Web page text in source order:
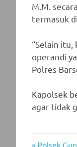
M.M.
termasuk
“Selain
operandi
Polres
Kapolsek
agar tidak
Previous
Polsek